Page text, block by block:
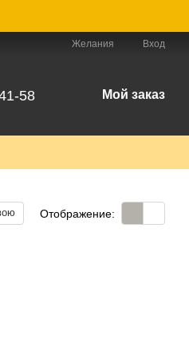
Желания Вход
58 Мой заказ
Отображение: